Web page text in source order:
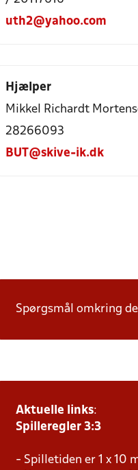
uth2@yahoo.com
Hjælper
Mikkel Richardt
28266093
BUT@skive-ik.dk
Spørgsmål omkring
Aktuelle links:
Spilleregler 3:3
- Spilletiden er 1 x 10